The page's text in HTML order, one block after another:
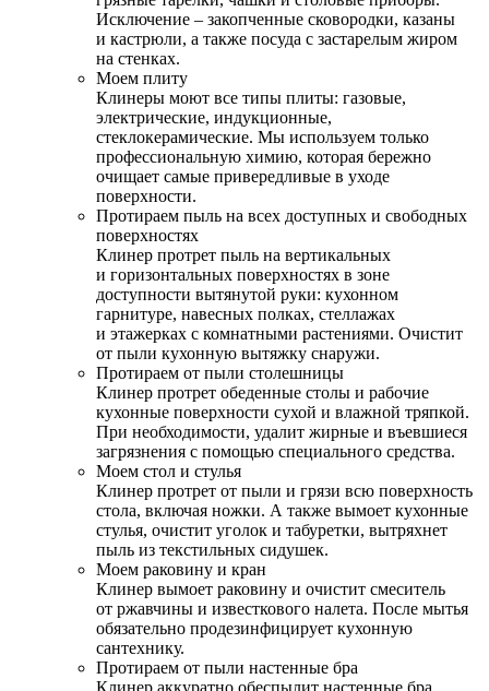
Исключение – закопченные сковородки, казаны
и кастрюли, а также посуда с застарелым жиром
на стенках.
Моем плиту
Клинеры моют все типы плиты: газовые,
электрические, индукционные,
стеклокерамические. Мы используем только
профессиональную химию, которая бережно
очищает самые привередливые в уходе
поверхности.
Протираем пыль на всех доступных и свободных
поверхностях
Клинер протрет пыль на вертикальных
и горизонтальных поверхностях в зоне
доступности вытянутой руки: кухонном
гарнитуре, навесных полках, стеллажах
и этажерках с комнатными растениями. Очистит
от пыли кухонную вытяжку снаружи.
Протираем от пыли столешницы
Клинер протрет обеденные столы и рабочие
кухонные поверхности сухой и влажной тряпкой.
При необходимости, удалит жирные и въевшиеся
загрязнения с помощью специального средства.
Моем стол и стулья
Клинер протрет от пыли и грязи всю поверхность
стола, включая ножки. А также вымоет кухонные
стулья, очистит уголок и табуретки, вытряхнет
пыль из текстильных сидушек.
Моем раковину и кран
Клинер вымоет раковину и очистит смеситель
от ржавчины и известкового налета. После мытья
обязательно продезинфицирует кухонную
сантехнику.
Протираем от пыли настенные бра
Клинер аккуратно обеспылит настенные бра,